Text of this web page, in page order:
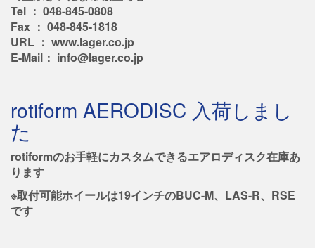
Tel ： 048-845-0808
Fax ： 048-845-1818
URL ： www.lager.co.jp
E-Mail： info@lager.co.jp
rotiform AERODISC 入荷しまし
た
rotiformのお手軽にカスタムできるエアロディスク在庫あ
ります
※取付可能ホイールは19インチのBUC-M、LAS-R、RSE
です